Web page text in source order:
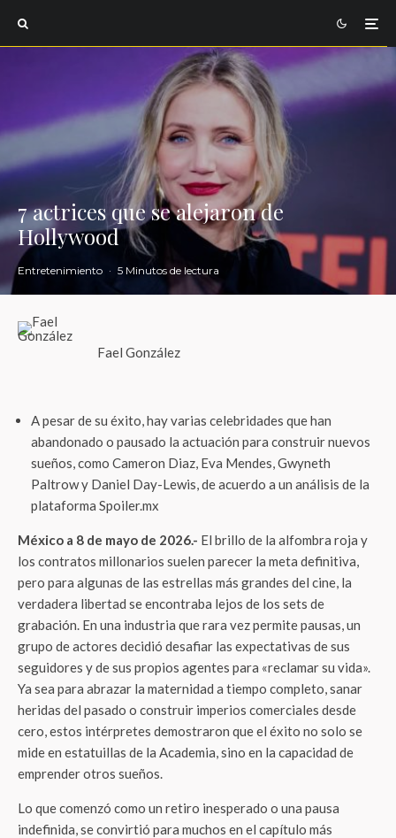
7 actrices que se alejaron de
Hollywood
Entretenimiento · 5 Minutos de lectura
Fael González
A pesar de su éxito, hay varias celebridades que han
abandonado o pausado la actuación para construir nuevos
sueños, como Cameron Diaz, Eva Mendes, Gwyneth
Paltrow y Daniel Day-Lewis, de acuerdo a un análisis de la
plataforma Spoiler.mx
México a 8 de mayo de 2026.- El brillo de la alfombra roja y
los contratos millonarios suelen parecer la meta definitiva,
pero para algunas de las estrellas más grandes del cine, la
verdadera libertad se encontraba lejos de los sets de
grabación. En una industria que rara vez permite pausas, un
grupo de actores decidió desafiar las expectativas de sus
seguidores y de sus propios agentes para «reclamar su vida».
Ya sea para abrazar la maternidad a tiempo completo, sanar
heridas del pasado o construir imperios comerciales desde
cero, estos intérpretes demostraron que el éxito no solo se
mide en estatuillas de la Academia, sino en la capacidad de
emprender otros sueños.
Lo que comenzó como un retiro inesperado o una pausa
indefinida, se convirtió para muchos en el capítulo más